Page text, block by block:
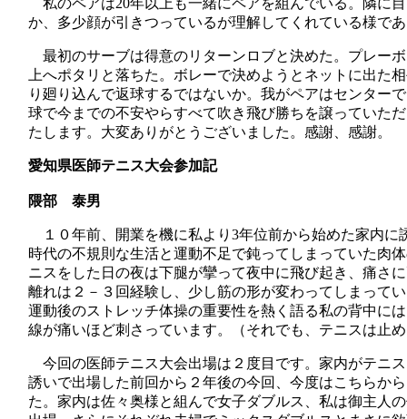
私のペアは20年以上も一緒にペアを組んでいる。隣に
か、多少顔が引きつっているが理解してくれている様で
最初のサーブは得意のリターンロブと決めた。プレー
上へポタリと落ちた。ボレーで決めようとネットに出た
り廻り込んで返球するではないか。我がペアはセンター
球で今までの不安やらすべて吹き飛び勝ちを譲っていた
たします。大変ありがとうございました。感謝、感謝。
愛知県医師テニス大会参加記
隈部 泰男
１０年前、開業を機に私より 3年位前から始めた家内に
時代の不規則な生活と運動不足で鈍ってしまっていた肉
ニスをした日の夜は下腿が攣って夜中に飛び起き、痛さ
離れは２－３回経験し、少し筋の形が変わってしまって
運動後のストレッチ体操の重要性を熱く語る私の背中に
線が痛いほど刺さっています。（それでも、テニスは止
今回の医師テニス大会出場は２度目です。家内がテニ
誘いで出場した前回から２年後の今回、今度はこちらか
た。家内は佐々奥様と組んで女子ダブルス、私は御主人